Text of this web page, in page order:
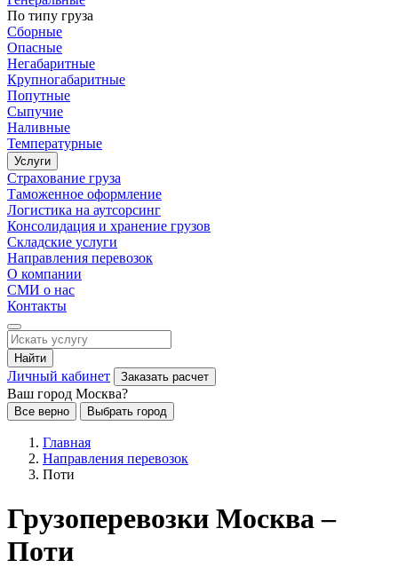
По типу груза
Сборные
Опасные
Негабаритные
Крупногабаритные
Попутные
Сыпучие
Наливные
Температурные
Услуги
Страхование груза
Таможенное оформление
Логистика на аутсорсинг
Консолидация и хранение грузов
Складские услуги
Направления перевозок
О компании
СМИ о нас
Контакты
Найти
Личный кабинет Заказать расчет
Ваш город Москва?
Все верно Выбрать город
Главная
Направления перевозок
Поти
Грузоперевозки Москва –
Поти